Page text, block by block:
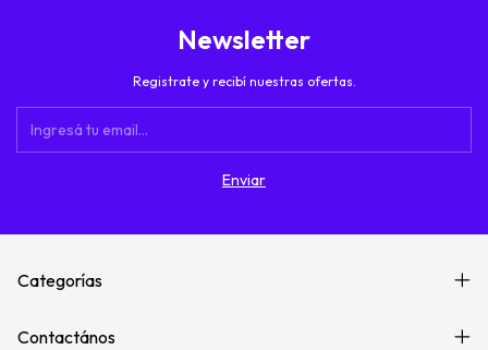
Newsletter
Registrate y recibí nuestras ofertas.
Categorías
Contactános